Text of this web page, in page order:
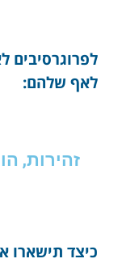
לאף שלהם:
זהירות,
כיצד תישארו